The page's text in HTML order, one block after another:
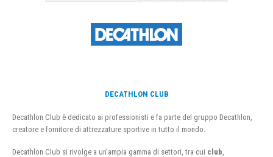
DECATHLON CLUB
Decathlon Club è dedicato ai professionisti e fa parte del gruppo Decathlon,
creatore e fornitore di attrezzature sportive in tutto il mondo.
Decathlon Club si rivolge a un’ampia gamma di settori, tra cui club